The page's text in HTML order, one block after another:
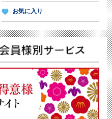
お気に入り